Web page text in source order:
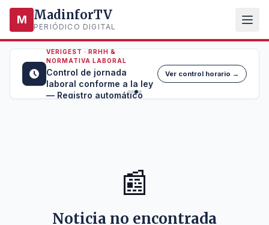
M MadinforTV
PERIÓDICO DIGITAL
VERIGEST · RRHH &
NORMATIVA LABORAL
Control de jornada
laboral conforme a la ley
— Registro automático
Ver control horario →
📰
Noticia no encontrada